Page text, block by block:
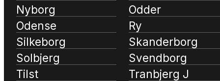
Nyborg
Odder
Odense
Ry
Silkeborg
Skanderborg
Solbjerg
Svendborg
Tilst
Tranbjerg J